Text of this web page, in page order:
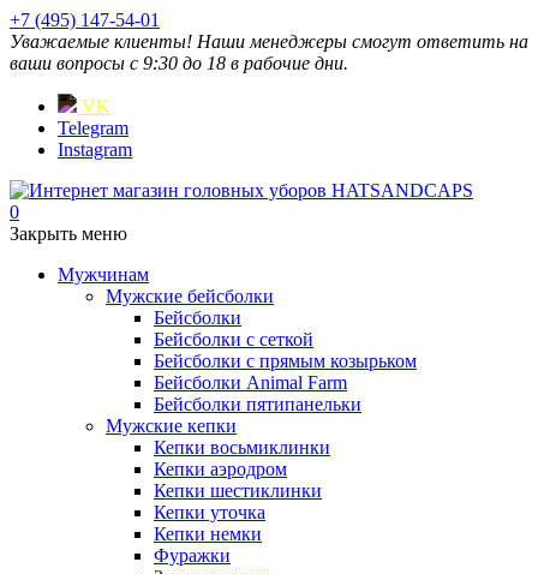
+7 (495) 147-54-01
Уважаемые клиенты! Наши менеджеры смогут ответить на
ваши вопросы с 9:30 до 18 в рабочие дни.
VK
Telegram
Instagram
0
Закрыть меню
Мужчинам
Мужские бейсболки
Бейсболки
Бейсболки с сеткой
Бейсболки с прямым козырьком
Бейсболки Animal Farm
Бейсболки пятипанельки
Мужские кепки
Кепки восьмиклинки
Кепки аэродром
Кепки шестиклинки
Кепки уточка
Кепки немки
Фуражки